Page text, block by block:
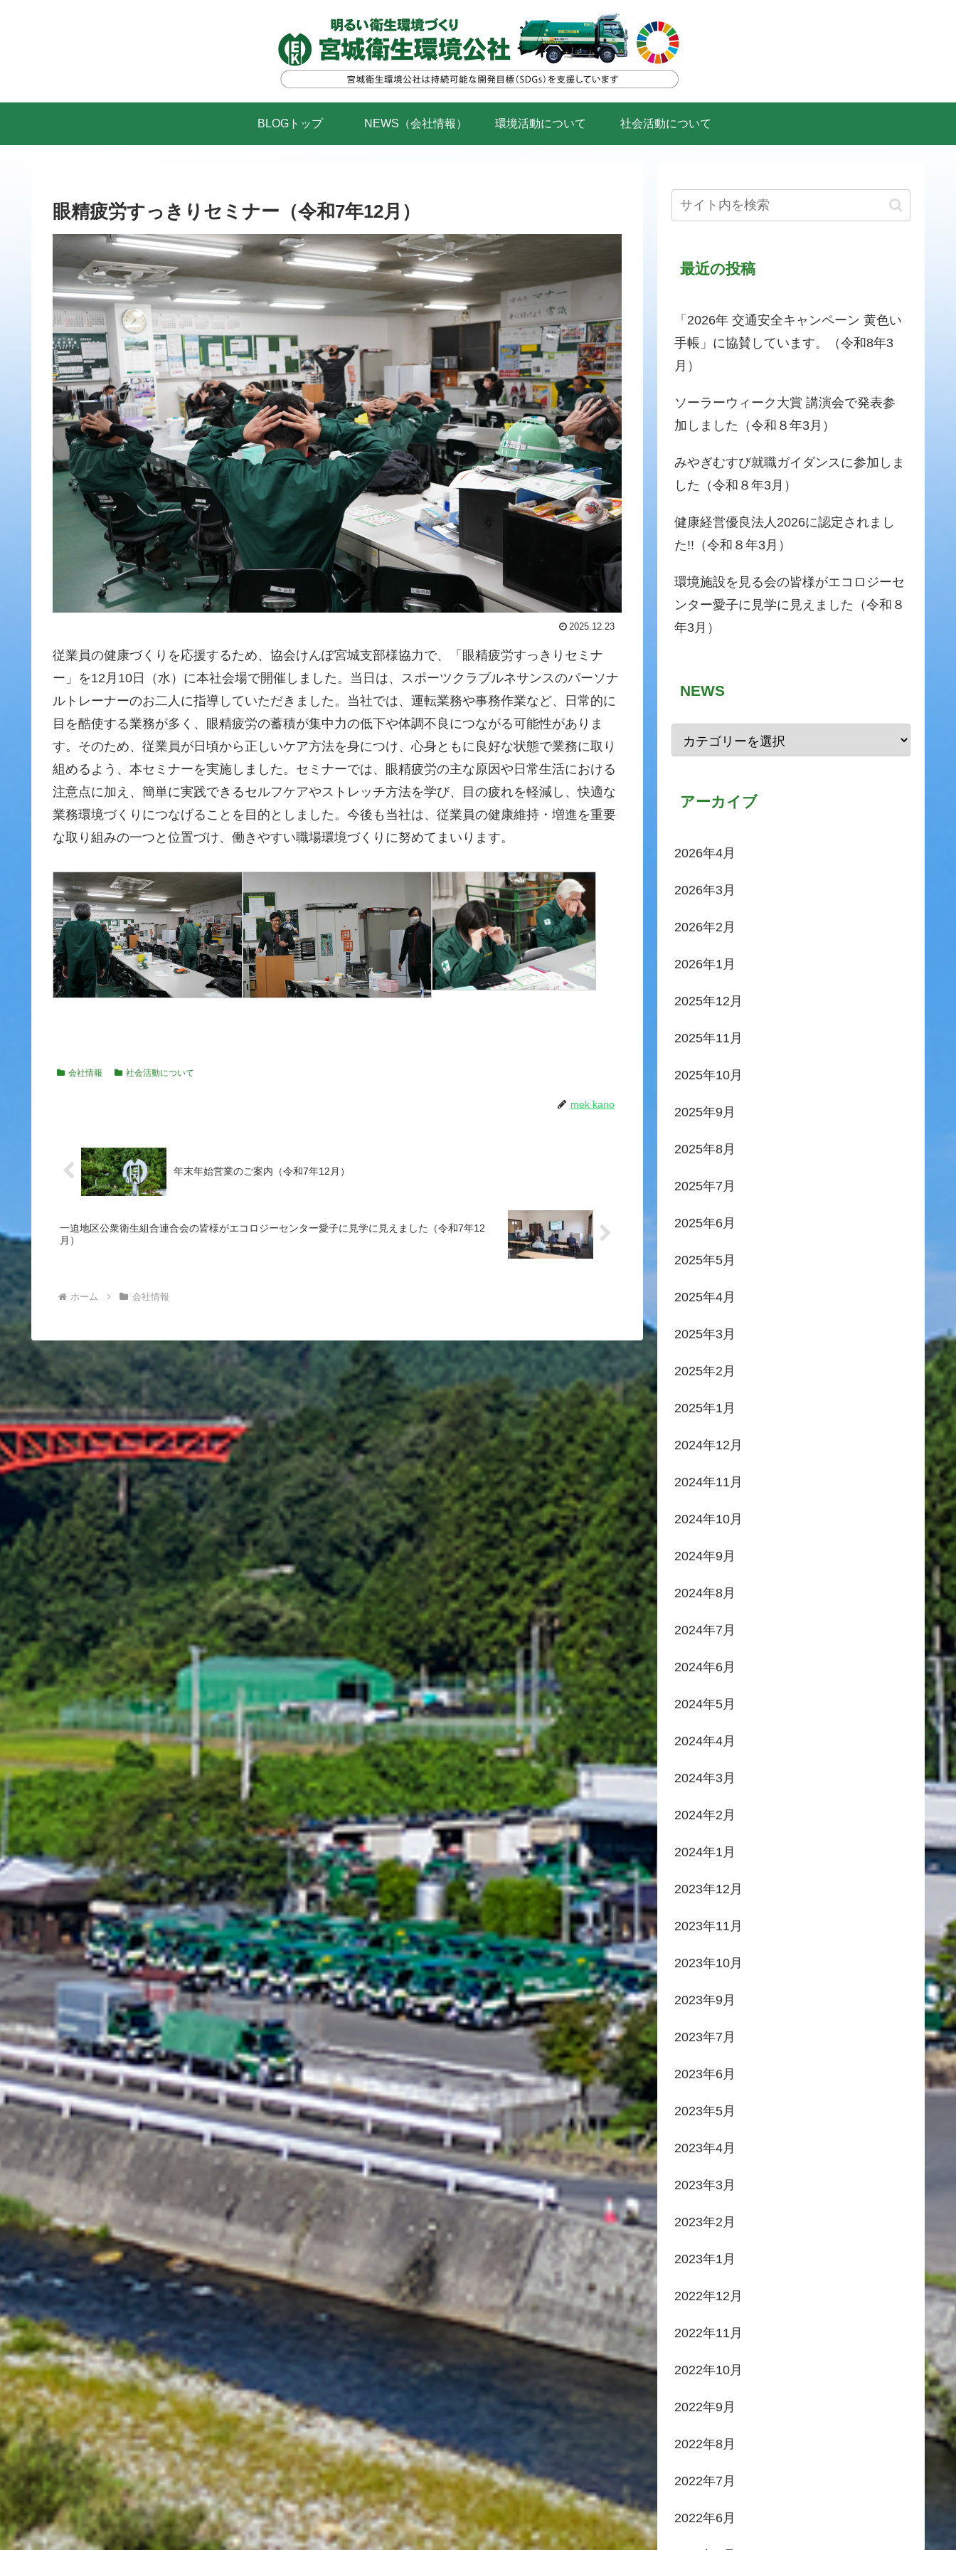
BLOGトップ NEWS（会社情報） 環境活動について 社会活動について
眼精疲労すっきりセミナー（令和7年12月）
2025.12.23
従業員の健康づくりを応援するため、協会けんぽ宮城支部様協力で、「眼精疲労すっきりセミナ
ー」を12月10日（水）に本社会場で開催しました。当日は、スポーツクラブルネサンスのパーソナ
ルトレーナーのお二人に指導していただきました。当社では、運転業務や事務作業など、日常的に
目を酷使する業務が多く、眼精疲労の蓄積が集中力の低下や体調不良につながる可能性がありま
す。そのため、従業員が日頃から正しいケア方法を身につけ、心身ともに良好な状態で業務に取り
組めるよう、本セミナーを実施しました。セミナーでは、眼精疲労の主な原因や日常生活における
注意点に加え、簡単に実践できるセルフケアやストレッチ方法を学び、目の疲れを軽減し、快適な
業務環境づくりにつなげることを目的としました。今後も当社は、従業員の健康維持・増進を重要
な取り組みの一つと位置づけ、働きやすい職場環境づくりに努めてまいります。
会社情報 社会活動について
mek kano
年末年始営業のご案内（令和7年12月）
一迫地区公衆衛生組合連合会の皆様がエコロジーセンター愛子に見学に見えました（令和7年12
月）
ホーム 会社情報
最近の投稿
「2026年 交通安全キャンペーン 黄色い
手帳」に協賛しています。（令和8年3
月）
ソーラーウィーク大賞 講演会で発表参
加しました（令和８年3月）
みやぎむすび就職ガイダンスに参加しま
した（令和８年3月）
健康経営優良法人2026に認定されまし
た!!（令和８年3月）
環境施設を見る会の皆様がエコロジーセ
ンター愛子に見学に見えました（令和８
年3月）
NEWS
アーカイブ
2026年4月
2026年3月
2026年2月
2026年1月
2025年12月
2025年11月
2025年10月
2025年9月
2025年8月
2025年7月
2025年6月
2025年5月
2025年4月
2025年3月
2025年2月
2025年1月
2024年12月
2024年11月
2024年10月
2024年9月
2024年8月
2024年7月
2024年6月
2024年5月
2024年4月
2024年3月
2024年2月
2024年1月
2023年12月
2023年11月
2023年10月
2023年9月
2023年7月
2023年6月
2023年5月
2023年4月
2023年3月
2023年2月
2023年1月
2022年12月
2022年11月
2022年10月
2022年9月
2022年8月
2022年7月
2022年6月